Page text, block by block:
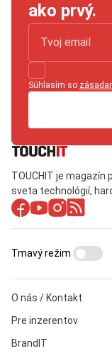
ako prvý.
Súhlasím so
TOUCHIT je magazín
sveta technológií,
O nás / Kontakt
Pre inzerentov
BrandIT
Tmavý režim